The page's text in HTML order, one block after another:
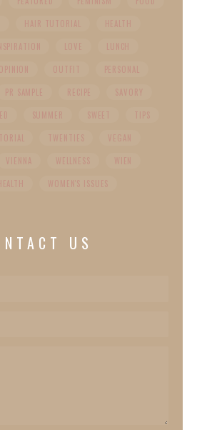
HAIR TUTORIAL
HEALTH
LOVE
LUNCH
OPINION OUTFIT
PERSONAL
PR SAMPLE RECIPE
SAVORY
SUMMER SWEET
TIPS
TWENTIES
VEGAN
VIENNA WELLNESS
WIEN
WOMEN'S ISSUES
US